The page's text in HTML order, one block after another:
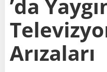
’da
Arızaları